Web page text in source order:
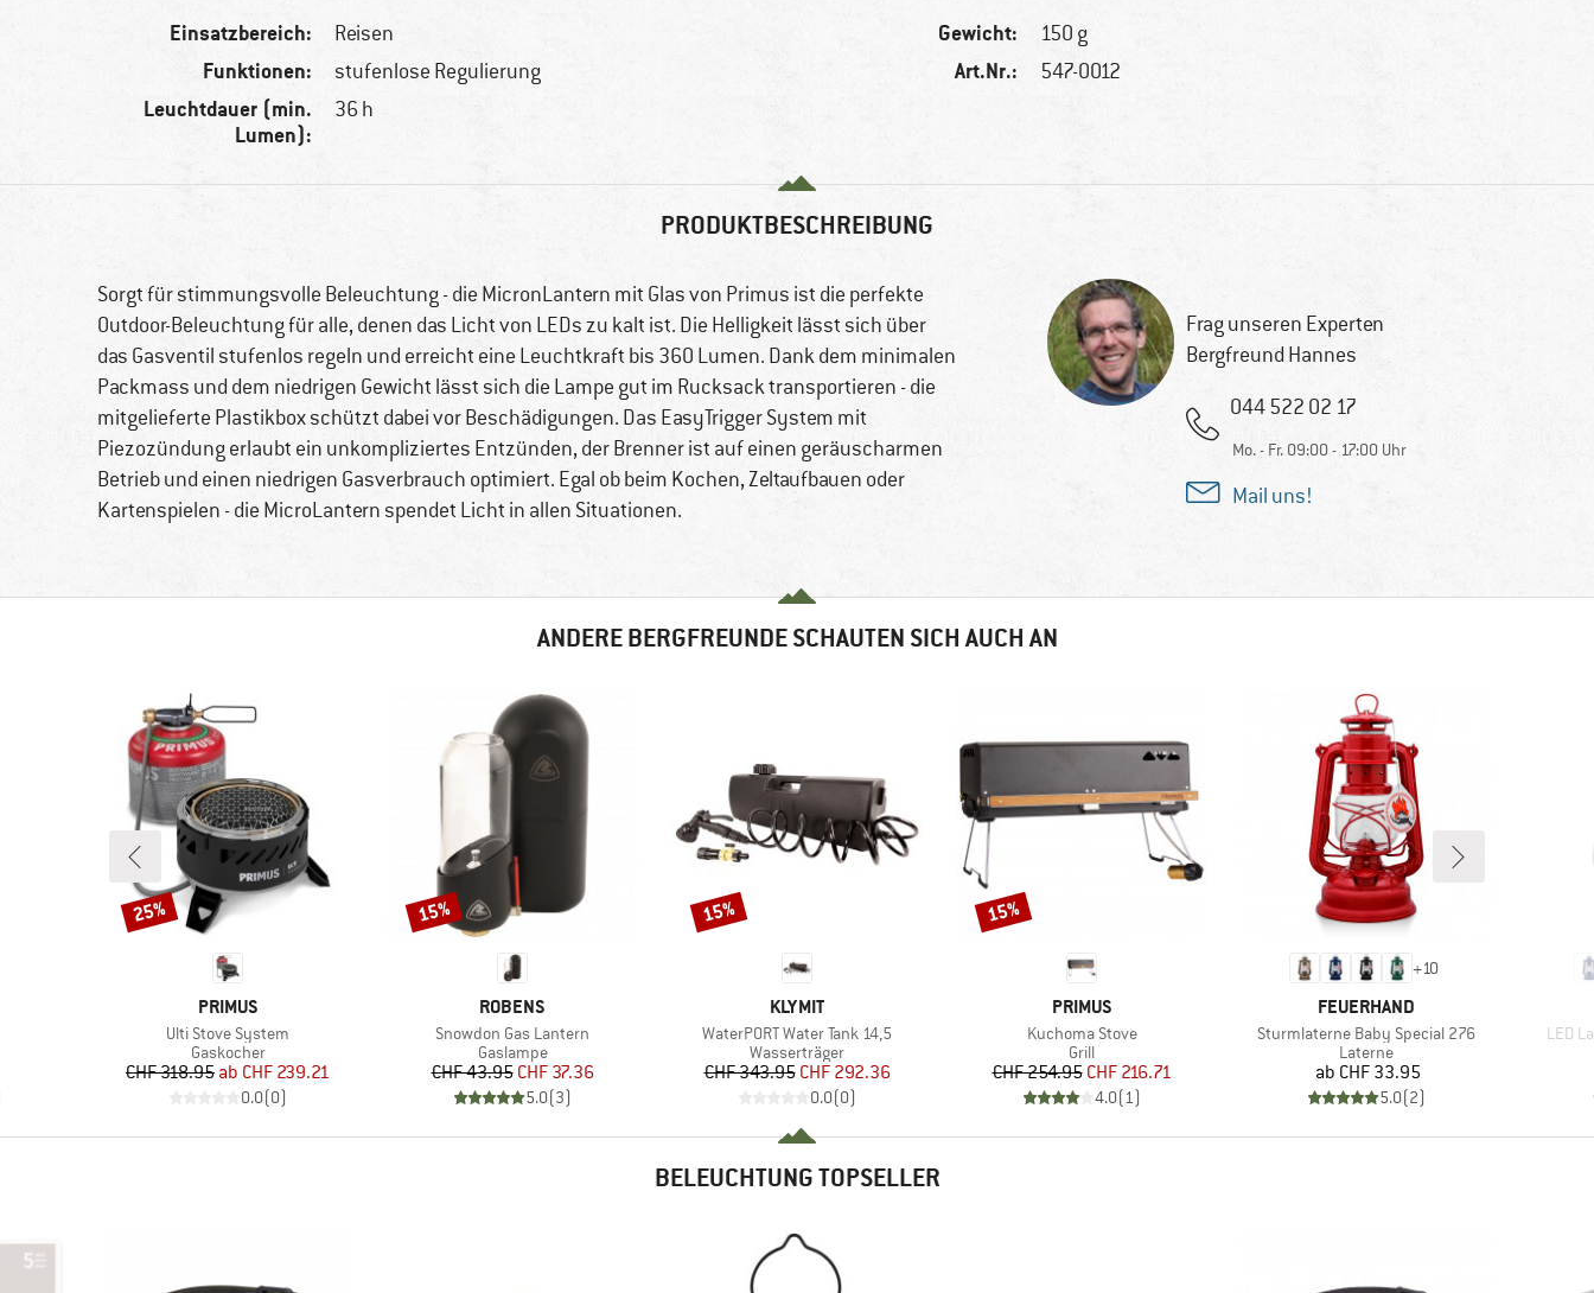
Einsatzbereich: Reisen
Funktionen: stufenlose Regulierung
Leuchtdauer (min.
Lumen):
36 h
Gewicht: 150 g
Art.Nr.: 547-0012
PRODUKTBESCHREIBUNG
Sorgt für stimmungsvolle Beleuchtung - die MicronLantern mit Glas von Primus ist die perfekte
Outdoor-Beleuchtung für alle, denen das Licht von LEDs zu kalt ist. Die Helligkeit lässt sich über
das Gasventil stufenlos regeln und erreicht eine Leuchtkraft bis 360 Lumen. Dank dem minimalen
Packmass und dem niedrigen Gewicht lässt sich die Lampe gut im Rucksack transportieren - die
mitgelieferte Plastikbox schützt dabei vor Beschädigungen. Das EasyTrigger System mit
Piezozündung erlaubt ein unkompliziertes Entzünden, der Brenner ist auf einen geräuscharmen
Betrieb und einen niedrigen Gasverbrauch optimiert. Egal ob beim Kochen, Zeltaufbauen oder
Kartenspielen - die MicroLantern spendet Licht in allen Situationen.
Frag unseren Experten
Bergfreund Hannes
044 522 02 17
Mo. - Fr. 09:00 - 17:00 Uhr
Mail uns!
ANDERE BERGFREUNDE SCHAUTEN SICH AUCH AN
MARKE
PRIMUS
Artikel
Ulti Stove System
Produktgruppe
Gaskocher
Preis
CHF 318.95 reduzierter Preis
ab CHF 239.21
0.0(0)
Rabatt
25%
MARKE
ROBENS
Artikel
Snowdon Gas Lantern
Produktgruppe
Gaslampe
Preis
CHF 43.95reduzierter Preis
CHF 37.36
5.0(3)
Rabatt
15%
MARKE
KLYMIT
Artikel
WaterPORT Water Tank 14,5
Produktgruppe
Wasserträger
Preis
CHF 343.95reduzierter Preis
CHF 292.36
0.0(0)
Rabatt
15%
MARKE
PRIMUS
Artikel
Kuchoma Stove
Produktgruppe
Grill
Preis
CHF 254.95reduzierter Preis
CHF 216.71
4.0(1)
Rabatt
15%
+10
MARKE
FEUERHAND
Artikel
Sturmlaterne Baby Special 276
Produktgruppe
Laterne
Preis
ab CHF 33.95
5.0(2)
Artikel
LED
BELEUCHTUNG TOPSELLER